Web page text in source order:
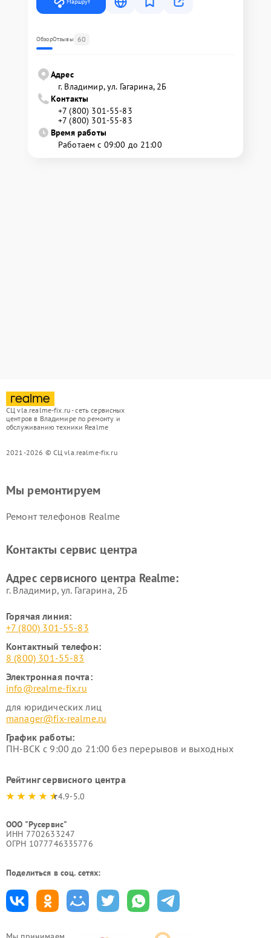
ОбзорОтзывы 60
Адрес
г. Владимир, ул. Гагарина, 2Б
Контакты
+7 (800) 301-55-83
+7 (800) 301-55-83
Время работы
Работаем с 09:00 до 21:00
СЦ vla.realme-fix.ru - сеть сервисных
центров в Владимире по ремонту и
обслуживанию техники Realme
2021-2026 © СЦ vla.realme-fix.ru
Мы ремонтируем
Ремонт телефонов Realme
Контакты сервис центра
Адрес сервисного центра Realme:
г. Владимир, ул. Гагарина, 2Б
Горячая линия:
+7 (800) 301-55-83
Контактный телефон:
8 (800) 301-55-83
Электронная почта:
info@realme-fix.ru
для юридических лиц
manager@fix-realme.ru
График работы:
ПН-ВСК с 9:00 до 21:00 без перерывов и выходных
Рейтинг сервисного центра
4.9-5.0
ООО "Русервис"
ИНН 7702633247
ОГРН 1077746335776
Поделиться в соц. сетях: